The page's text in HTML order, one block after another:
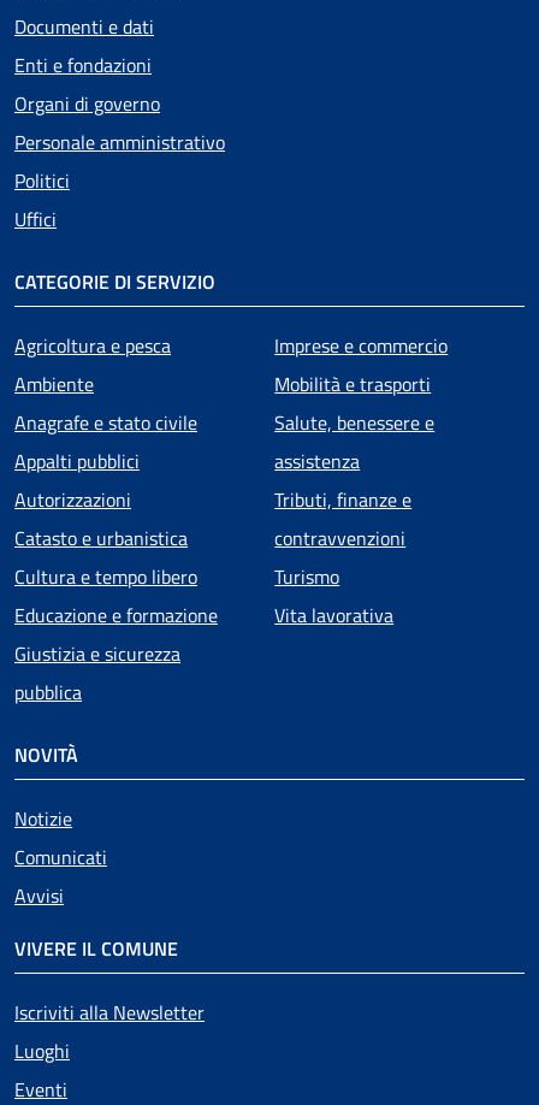
Documenti e dati
Enti e fondazioni
Organi di governo
Personale amministrativo
Politici
Uffici
CATEGORIE DI SERVIZIO
Agricoltura e pesca
Ambiente
Anagrafe e stato civile
Appalti pubblici
Autorizzazioni
Catasto e urbanistica
Cultura e tempo libero
Educazione e formazione
Giustizia e sicurezza
pubblica
Imprese e commercio
Mobilità e trasporti
Salute, benessere e
assistenza
Tributi, finanze e
contravvenzioni
Turismo
Vita lavorativa
NOVITÀ
Notizie
Comunicati
Avvisi
VIVERE IL COMUNE
Iscriviti alla Newsletter
Luoghi
Eventi